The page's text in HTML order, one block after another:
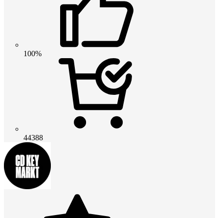
100%
44388